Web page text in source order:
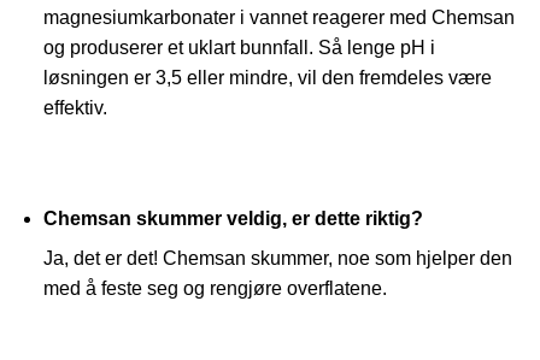
magnesiumkarbonater i vannet reagerer med Chemsan
og produserer et uklart bunnfall. Så lenge pH i
løsningen er 3,5 eller mindre, vil den fremdeles være
effektiv.
Chemsan skummer veldig, er dette riktig?
Ja, det er det! Chemsan skummer, noe som hjelper den
med å feste seg og rengjøre overflatene.